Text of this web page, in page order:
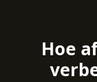
Hoe